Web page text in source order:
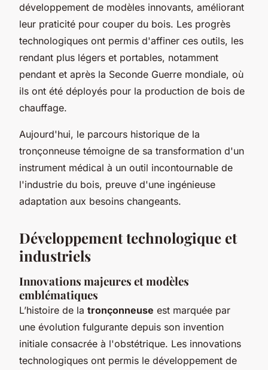
développement de modèles innovants, améliorant
leur praticité pour couper du bois. Les progrès
technologiques ont permis d'affiner ces outils, les
rendant plus légers et portables, notamment
pendant et après la Seconde Guerre mondiale, où
ils ont été déployés pour la production de bois de
chauffage.
Aujourd'hui, le parcours historique de la
tronçonneuse témoigne de sa transformation d'un
instrument médical à un outil incontournable de
l'industrie du bois, preuve d'une ingénieuse
adaptation aux besoins changeants.
Développement technologique et
industriels
Innovations majeures et modèles
emblématiques
L’histoire de la tronçonneuse est marquée par
une évolution fulgurante depuis son invention
initiale consacrée à l'obstétrique. Les innovations
technologiques ont permis le développement de